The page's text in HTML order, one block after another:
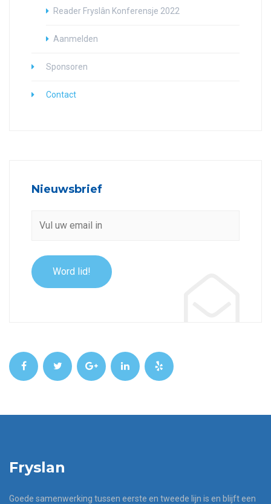
Reader Fryslân Konferensje 2022
Aanmelden
Sponsoren
Contact
Nieuwsbrief
Fryslan
Goede samenwerking tussen eerste en tweede lijn is en blijft een